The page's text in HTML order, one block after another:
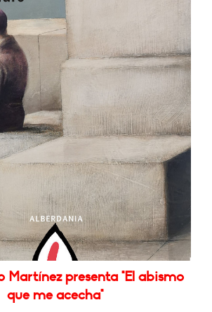
Martínez presenta "El abismo
que me acecha"